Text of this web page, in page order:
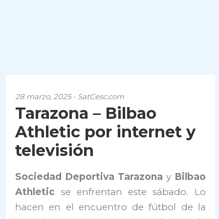
28 marzo, 2025 - SatCesc.com
Tarazona – Bilbao
Athletic por internet y
televisión
Sociedad Deportiva Tarazona yBilbao
Athletic se enfrentan este sábado. Lo
hacen en el encuentro de fútbol de la